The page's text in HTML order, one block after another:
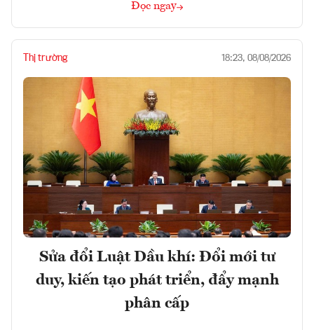
Đọc ngay
Thị trường 18:23, 08/08/2026
Sửa đổi Luật Dầu khí: Đổi mới tư
duy, kiến tạo phát triển, đẩy mạnh
phân cấp